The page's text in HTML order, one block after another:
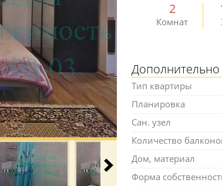
2
Комнат
Дополнительно
Тип квартиры
Планировка
Сан. узел
Количество
Дом, материал
Форма